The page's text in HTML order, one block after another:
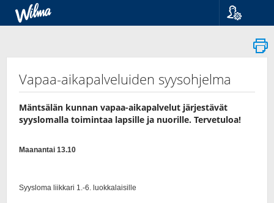
Suomi
Svenska
Vapaa-aikapalveluiden syysohjelma
Mäntsälän kunnan vapaa-aikapalvelut järjestävät
syyslomalla toimintaa lapsille ja nuorille. Tervetuloa!